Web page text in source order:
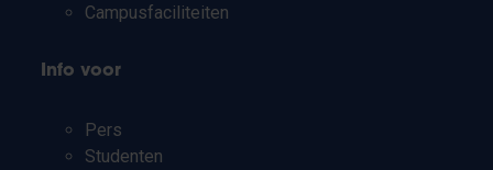
Campusfaciliteiten
Info voor
Pers
Studenten